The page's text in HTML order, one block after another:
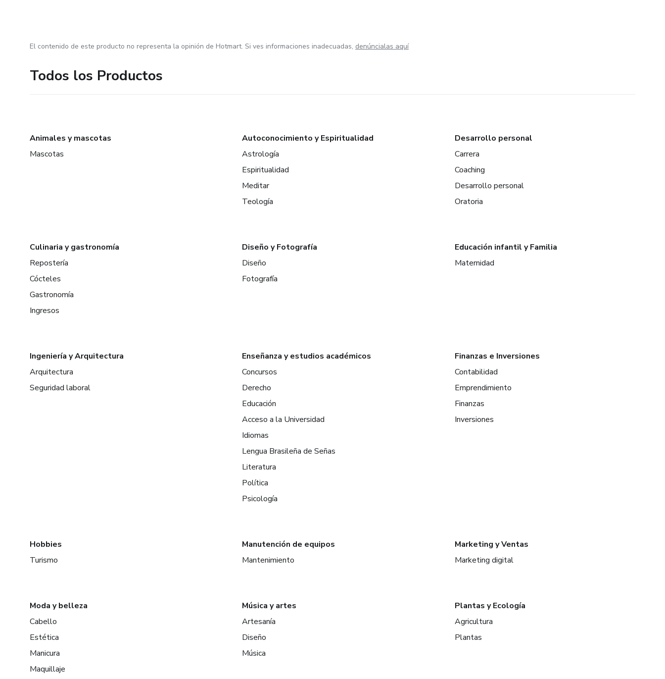
El contenido de este producto no representa la opinión de Hotmart. Si ves informaciones inadecuadas, denúncialas aquí
Todos los Productos
Animales y mascotas
Mascotas
Autoconocimiento y Espiritualidad
Astrología
Espiritualidad
Meditar
Teología
Desarrollo personal
Carrera
Coaching
Desarrollo personal
Oratoria
Culinaria y gastronomía
Repostería
Cócteles
Gastronomía
Ingresos
Diseño y Fotografía
Diseño
Fotografía
Educación infantil y Familia
Maternidad
Ingeniería y Arquitectura
Arquitectura
Seguridad laboral
Enseñanza y estudios académicos
Concursos
Derecho
Educación
Acceso a la Universidad
Idiomas
Lengua Brasileña de Señas
Literatura
Política
Psicología
Finanzas e Inversiones
Contabilidad
Emprendimiento
Finanzas
Inversiones
Hobbies
Turismo
Manutención de equipos
Mantenimiento
Marketing y Ventas
Marketing digital
Moda y belleza
Cabello
Estética
Manicura
Maquillaje
Música y artes
Artesanía
Diseño
Música
Plantas y Ecología
Agricultura
Plantas